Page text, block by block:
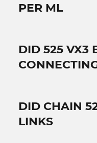
PER ML
DID 525 VX3
DID CHAIN
LINKS